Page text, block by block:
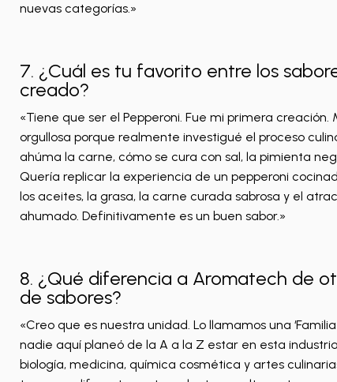
nuevas categorías.»
7. ¿Cuál es tu favorito entre los
creado?
«Tiene que ser el Pepperoni. Fue mi primera creación.
orgullosa porque realmente investigué el proceso
ahúma la carne, cómo se cura con sal, la pimienta
Quería replicar la experiencia de un pepperoni
los aceites, la grasa, la carne curada sabrosa y el
ahumado. Definitivamente es un buen sabor.»
8. ¿Qué diferencia a Aromatech de
de sabores?
«Creo que es nuestra unidad. Lo llamamos una ‘Familia
nadie aquí planeó de la A a la Z estar en esta
biología, medicina, química cosmética y artes